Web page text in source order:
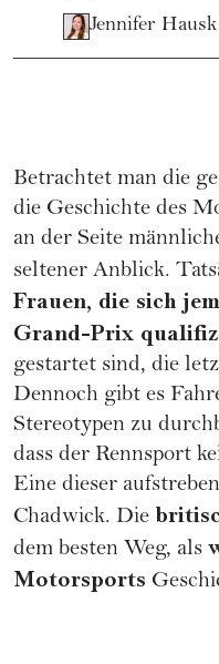
Jennifer
Betrachtet man die
die Geschichte des
an der Seite
seltener Anblick.
Frauen, die sich
Grand-Prix
gestartet sind, die
Dennoch gibt es
Stereotypen zu
dass der Rennsport
Eine dieser
Chadwick. Die
dem besten Weg, als
Motorsports